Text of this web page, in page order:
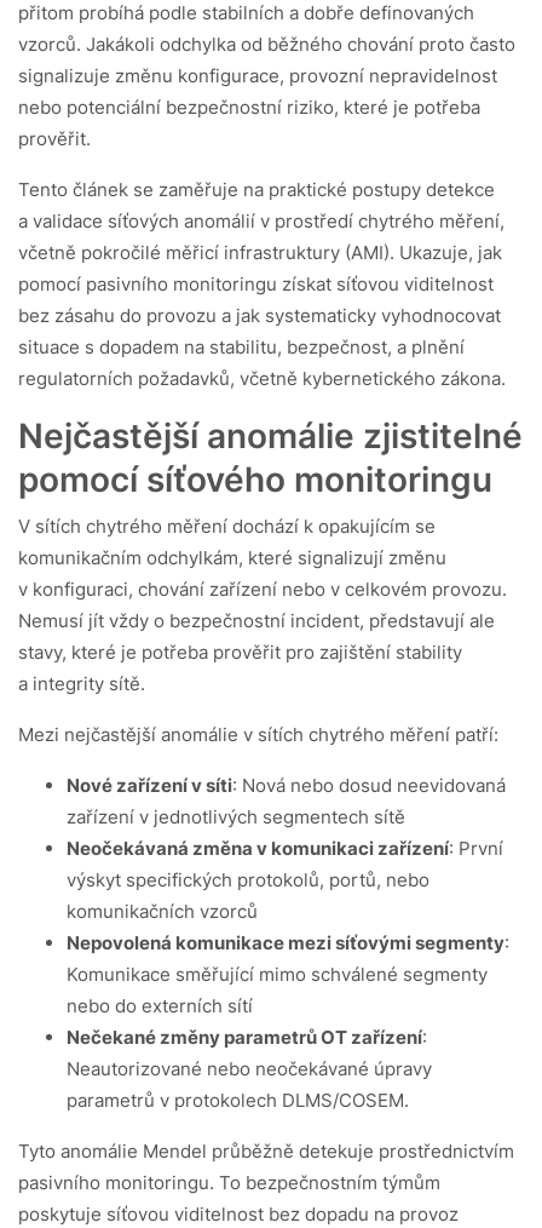
přitom probíhá podle stabilních a dobře definovaných
vzorců. Jakákoli odchylka od běžného chování proto často
signalizuje změnu konfigurace, provozní nepravidelnost
nebo potenciální bezpečnostní riziko, které je potřeba
prověřit.
Tento článek se zaměřuje na praktické postupy detekce
a validace síťových anomálií v prostředí chytrého měření,
včetně pokročilé měřicí infrastruktury (AMI). Ukazuje, jak
pomocí pasivního monitoringu získat síťovou viditelnost
bez zásahu do provozu a jak systematicky vyhodnocovat
situace s dopadem na stabilitu, bezpečnost, a plnění
regulatorních požadavků, včetně kybernetického zákona.
Nejčastější anomálie zjistitelné
pomocí síťového monitoringu
V sítích chytrého měření dochází k opakujícím se
komunikačním odchylkám, které signalizují změnu
v konfiguraci, chování zařízení nebo v celkovém provozu.
Nemusí jít vždy o bezpečnostní incident, představují ale
stavy, které je potřeba prověřit pro zajištění stability
a integrity sítě.
Mezi nejčastější anomálie v sítích chytrého měření patří:
Nové zařízení v síti: Nová nebo dosud neevidovaná
zařízení v jednotlivých segmentech sítě
Neočekávaná změna v komunikaci zařízení: První
výskyt specifických protokolů, portů, nebo
komunikačních vzorců
Nepovolená komunikace mezi síťovými segmenty:
Komunikace směřující mimo schválené segmenty
nebo do externích sítí
Nečekané změny parametrů OT zařízení:
Neautorizované nebo neočekávané úpravy
parametrů v protokolech DLMS/COSEM.
Tyto anomálie Mendel průběžně detekuje prostřednictvím
pasivního monitoringu. To bezpečnostním týmům
poskytuje síťovou viditelnost bez dopadu na provoz